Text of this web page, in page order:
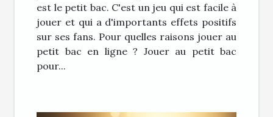
est le petit bac. C'est un jeu qui est facile à
jouer et qui a d'importants effets positifs
sur ses fans. Pour quelles raisons jouer au
petit bac en ligne ? Jouer au petit bac
pour...